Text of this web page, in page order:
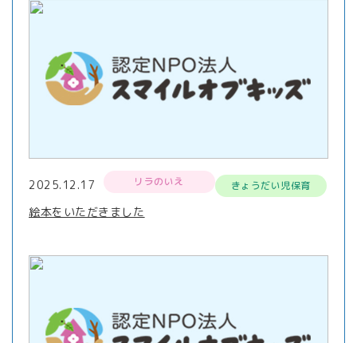
2025.12.17 リラのいえ きょうだい児保育
絵本をいただきました